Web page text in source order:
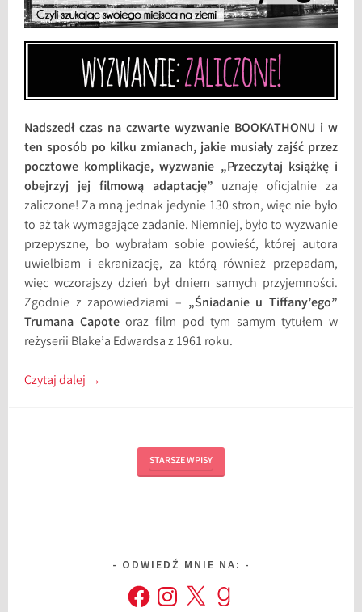
Nadszedł czas na czwarte wyzwanie BOOKATHONU i w
ten sposób po kilku zmianach, jakie musiały zajść przez
pocztowe komplikacje, wyzwanie „Przeczytaj książkę i
obejrzyj jej filmową adaptację” uznaję oficjalnie za
zaliczone! Za mną jednak jedynie 130 stron, więc nie było
to aż tak wymagające zadanie. Niemniej, było to wyzwanie
przepyszne, bo wybrałam sobie powieść, której autora
uwielbiam i ekranizację, za którą również przepadam,
więc wczorajszy dzień był dniem samych przyjemności.
Zgodnie z zapowiedziami – „Śniadanie u Tiffany’ego”
Trumana Capoteoraz film pod tym samym tytułem w
reżyserii Blake’a Edwardsa z 1961 roku.
Czytaj dalej →
STARSZE WPISY
ODWIEDŹ MNIE NA:
FacebookInstagram
X Goodreads